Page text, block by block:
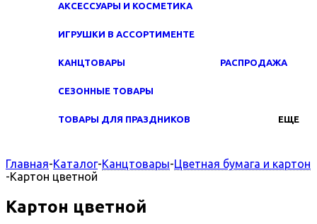
АКСЕССУАРЫ И КОСМЕТИКА
ИГРУШКИ В АССОРТИМЕНТЕ
КАНЦТОВАРЫ РАСПРОДАЖА
СЕЗОННЫЕ ТОВАРЫ
ТОВАРЫ ДЛЯ ПРАЗДНИКОВ ЕЩЕ
Главная-Каталог-Канцтовары-Цветная бумага и картон
-Картон цветной
Картон цветной